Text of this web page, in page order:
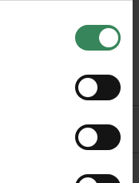
jederzeit über den
der Seite
der